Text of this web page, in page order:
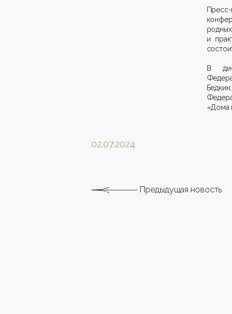
и
В
«Дома
02.07.2024
Предыдущая новость